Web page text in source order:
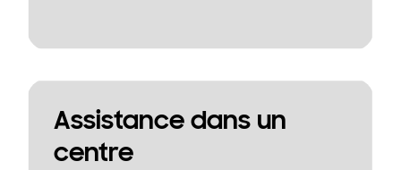
Assistance dans un
centre